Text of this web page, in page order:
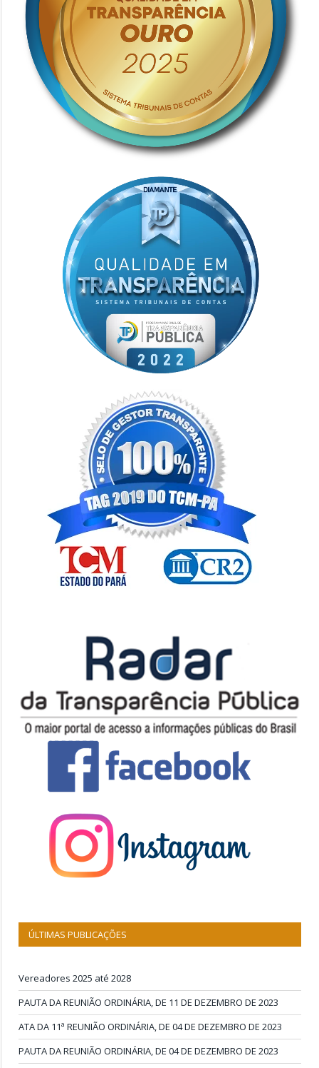
ÚLTIMAS PUBLICAÇÕES
Vereadores 2025 até 2028
PAUTA DA REUNIÃO ORDINÁRIA, DE 11 DE DEZEMBRO DE 2023
ATA DA 11ª REUNIÃO ORDINÁRIA, DE 04 DE DEZEMBRO DE 2023
PAUTA DA REUNIÃO ORDINÁRIA, DE 04 DE DEZEMBRO DE 2023